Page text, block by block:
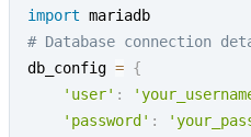
import
# Database connection
db_config = {
'user' :
'password' :